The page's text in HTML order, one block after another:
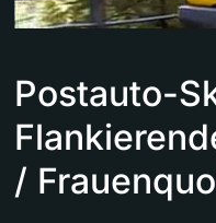
Postauto-
/